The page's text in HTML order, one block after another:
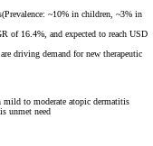
~10% in children, ~3% in
of 16.4%, and expected to reach USD
driving demand for new therapeutic
mild to moderate atopic dermatitis
unmet need